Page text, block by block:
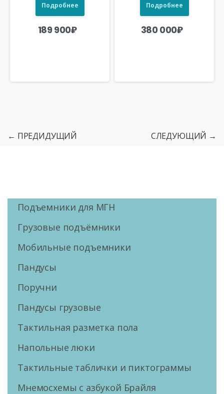
Подробнее
189 900₽
Подробнее
380 000₽
← ПРЕДИДУЩИЙ СЛЕДУЮЩИЙ →
Подъемники для МГН
Грузовые подъёмники
Мобильные подъемники
Пандусы
Поручни
Пандусы грузовые
Тактильная разметка пола
Напольные люки
Тактильные таблички и пиктограммы
Мнемосхемы с азбукой Брайля